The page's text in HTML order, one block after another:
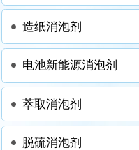
造纸消泡剂
电池新能源消泡剂
萃取消泡剂
脱硫消泡剂